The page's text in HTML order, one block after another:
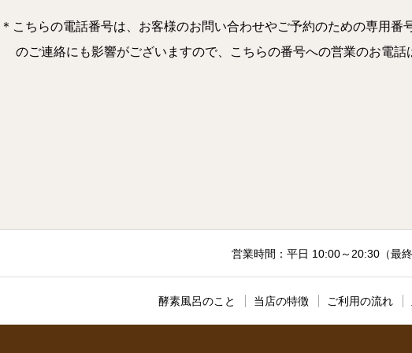
＊こちらの電話番号は、お客様のお問い合わせやご予約のための専用
のご連絡にも影響がございますので、こちらの番号への営業のお電
営業時間：平日 10:00～20:30（最
酵素風呂のこと 当店の特徴 ご利用の流れ